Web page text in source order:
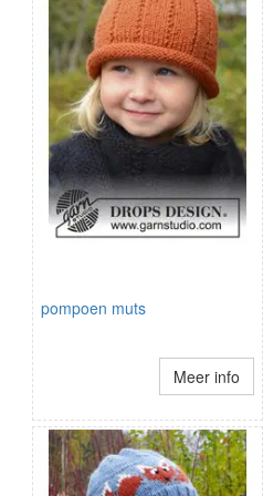
pompoen muts
Meer info